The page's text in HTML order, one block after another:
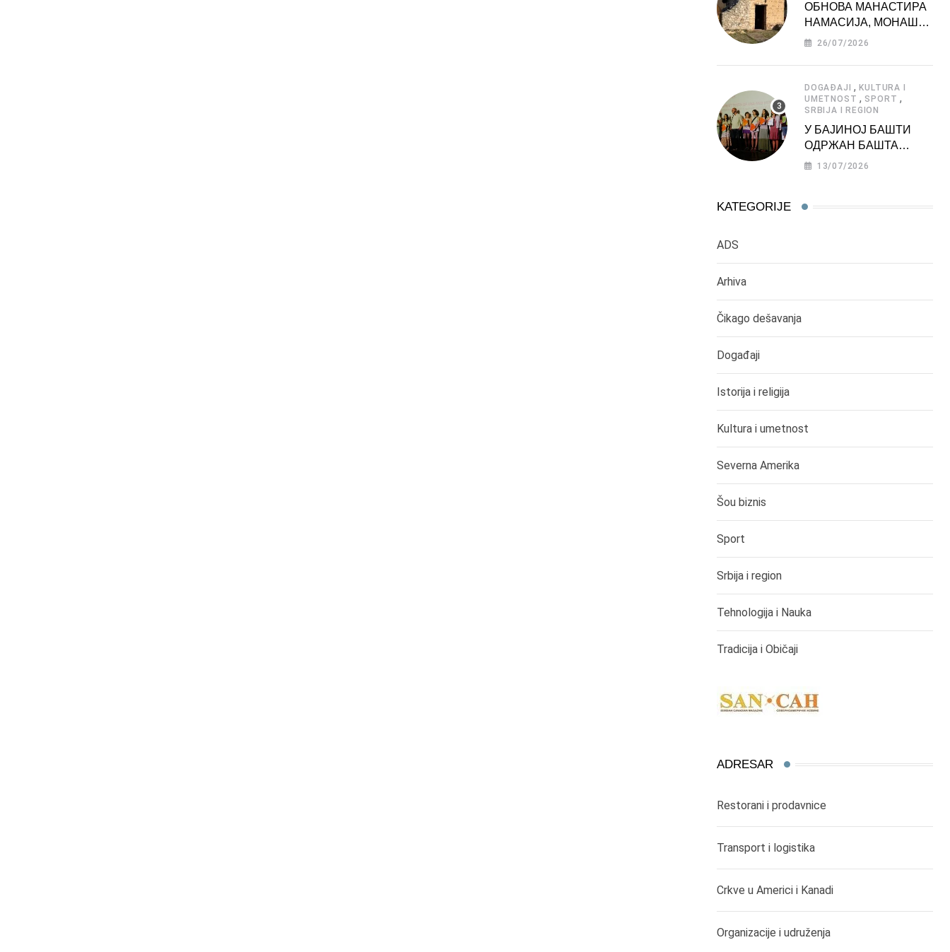
ОБНОВА МАНАСТИРА
НАМАСИЈА, МОНАШКЕ
ЗАДУЖБИНЕ
26/07/2026
DOGAĐAJI ,KULTURA I
UMETNOST , SPORT ,
SRBIJA I REGION
У БАЈИНОЈ БАШТИ
ОДРЖАН БАШТА
ФЕСТ 2026
13/07/2026
KATEGORIJE
ADS
Arhiva
Čikago dešavanja
Događaji
Istorija i religija
Kultura i umetnost
Severna Amerika
Šou biznis
Sport
Srbija i region
Tehnologija i Nauka
Tradicija i Običaji
ADRESAR
Restorani i prodavnice
Transport i logistika
Crkve u Americi i Kanadi
Organizacije i udruženja